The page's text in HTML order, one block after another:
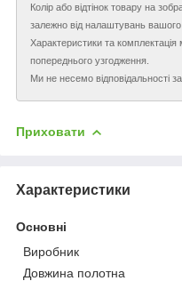
Колір або відтінок товару на
залежно від налаштувань вашого
Характеристики та
попереднього узгодження.
Ми не несемо відповідальності
Приховати
Характеристики
Основні
Виробник
Довжина полотна